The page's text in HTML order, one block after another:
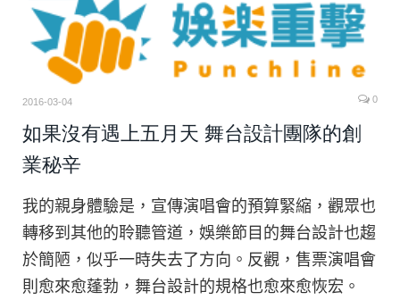
2016-03-04 0
如果沒有遇上五月天 舞台設計團隊的創
業秘辛
我的親身體驗是，宣傳演唱會的預算緊縮，觀眾也
轉移到其他的聆聽管道，娛樂節目的舞台設計也趨
於簡陋，似乎一時失去了方向。反觀，售票演唱會
則愈來愈蓬勃，舞台設計的規格也愈來愈恢宏。